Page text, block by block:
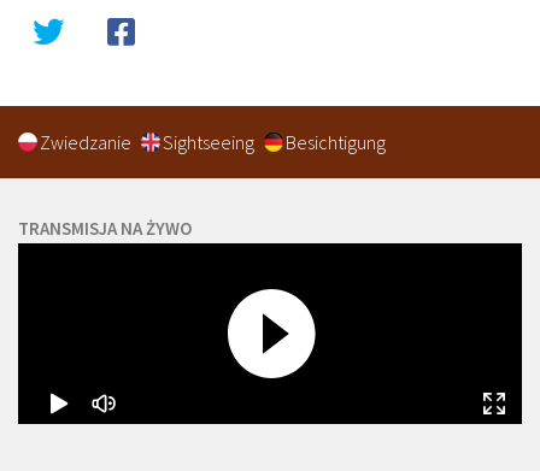
Zwiedzanie Sightseeing Besichtigung
TRANSMISJA NA ŻYWO